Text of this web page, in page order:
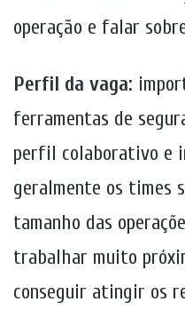
operação e falar
Perfil da vaga:
ferramentas de
perfil colaborativo e
geralmente os times
tamanho das
trabalhar muito
conseguir atingir os